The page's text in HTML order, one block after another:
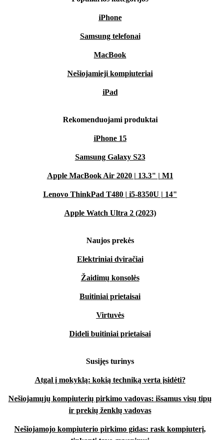
iPhone
Samsung telefonai
MacBook
Nešiojamieji kompiuteriai
iPad
Rekomenduojami produktai
iPhone 15
Samsung Galaxy S23
Apple MacBook Air 2020 | 13.3" | M1
Lenovo ThinkPad T480 | i5-8350U | 14"
Apple Watch Ultra 2 (2023)
Naujos prekės
Elektriniai dviračiai
Žaidimų konsolės
Buitiniai prietaisai
Virtuvės
Dideli buitiniai prietaisai
Susijęs turinys
Atgal į mokyklą: kokią techniką verta įsidėti?
Nešiojamųjų kompiuterių pirkimo vadovas: išsamus visų tipų
ir prekių ženklų vadovas
Nešiojamojo kompiuterio pirkimo gidas: rask kompiuterį,